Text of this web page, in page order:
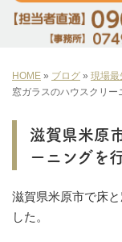
HOME » ブログ » 現場最
窓ガラスのハウスクリー
滋賀県米原
ーニングを
滋賀県米原市で床
した。